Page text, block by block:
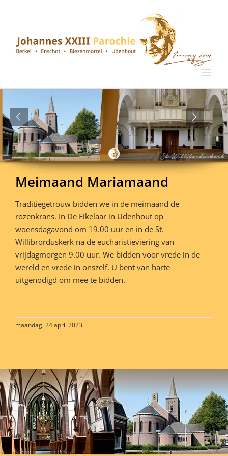
Meimaand Mariamaand
Traditiegetrouw bidden we in de meimaand de
rozenkrans. In De Eikelaar in Udenhout op
woensdagavond om 19.00 uur en in de St.
Willibrorduskerk na de eucharistieviering van
vrijdagmorgen 9.00 uur. We bidden voor vrede in de
wereld en vrede in onszelf. U bent van harte
uitgenodigd om mee te bidden.
maandag, 24 april 2023